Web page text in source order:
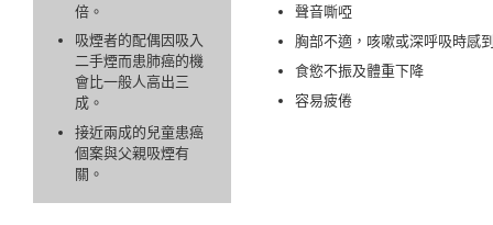
倍。
吸煙者的配偶因吸入
二手煙而患肺癌的機
會比一般人高出三
成。
接近兩成的兒童患癌
個案與父親吸煙有
關。
聲音嘶啞
胸部不適，咳嗽或深呼吸時感
食慾不振及體重下降
容易疲倦